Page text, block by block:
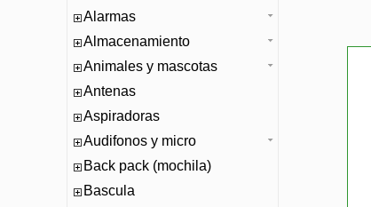
Alarmas
Almacenamiento
Animales y mascotas
Antenas
Aspiradoras
Audifonos y micro
Back pack (mochila)
Bascula